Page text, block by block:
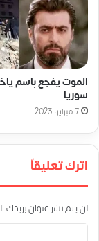
الموت يفجع باسم
سوريا
7 فبراير، 2023
اترك تعليقاً
لن يتم نشر عنوان بريدك